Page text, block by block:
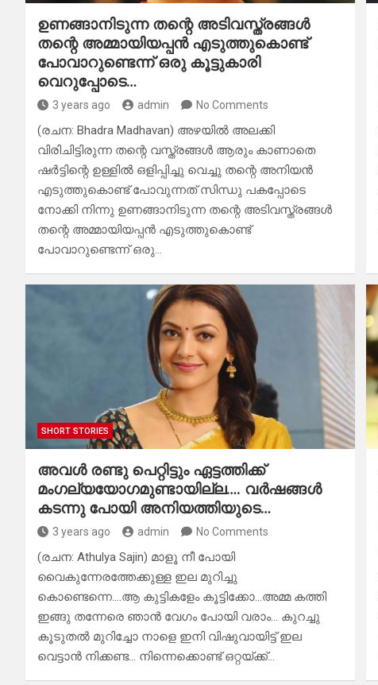
ഉണങ്ങാനിടുന്ന തന്റെ അടിവസ്ത്രങ്ങൾ
തന്റെ അമ്മായിയപ്പൻ എടുത്തുകൊണ്ട്
പോവാറുണ്ടെന്ന് ഒരു കൂട്ടുകാരി
വെറുപ്പോടെ…
3 years ago admin No Comments
(രചന: Bhadra Madhavan) അഴയിൽ അലക്കി
വിരിചിട്ടിരുന്ന തന്റെ വസ്ത്രങ്ങൾ ആരും കാണാതെ
ഷർട്ടിന്റെ ഉള്ളിൽ ഒളിപ്പിച്ചു വെച്ചു തന്റെ അനിയൻ
എടുത്തുകൊണ്ട് പോവുന്നത് സിന്ധു പകപ്പോടെ
നോക്കി നിന്നു ഉണങ്ങാനിടുന്ന തന്റെ അടിവസ്ത്രങ്ങൾ
തന്റെ അമ്മായിയപ്പൻ എടുത്തുകൊണ്ട്
പോവാറുണ്ടെന്ന് ഒരു…
SHORT STORIES
അവൾ രണ്ടു പെറ്റിട്ടും ഏട്ടത്തിക്ക്
മംഗല്യയോഗമുണ്ടായില്ല…. വർഷങ്ങൾ
കടന്നു പോയി അനിയത്തിയുടെ…
3 years ago admin No Comments
(രചന: Athulya Sajin) മാളൂ നീ പോയി
വൈകുന്നേരത്തേക്കുള്ള ഇല മുറിച്ചു
കൊണ്ടെന്നെ….ആ കുട്ടികളേം കൂട്ടിക്കോ…അമ്മ കത്തി
ഇങ്ങു തന്നേരെ ഞാൻ വേഗം പോയി വരാം… കുറച്ചു
കൂടുതൽ മുറിച്ചോ നാളെ ഇനി വിഷുവായിട്ട് ഇല
വെട്ടാൻ നിക്കണ്ട… നിന്നെക്കൊണ്ട് ഒറ്റയ്ക്ക്…